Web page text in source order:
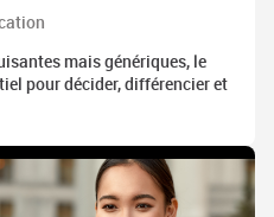
mais génériques, le
pour décider, différencier et